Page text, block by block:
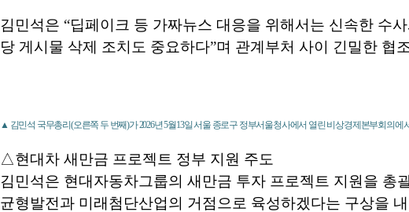
김민석은 “딥페이크 등 가짜뉴스 대응을 위해서는 신속한 수
당 게시물 삭제 조치도 중요하다”며 관계부처 사이 긴밀한 협
▲ 김민석 국무총리(오른쪽 두 번째)가 2026년 5월13일 서울 종로구 정부서울청사에서 열린 비상경제본부회의에
△현대차 새만금 프로젝트 정부 지원 주도
김민석은 현대자동차그룹의 새만금 투자 프로젝트 지원을 총
균형발전과 미래첨단산업의 거점으로 육성하겠다는 구상을